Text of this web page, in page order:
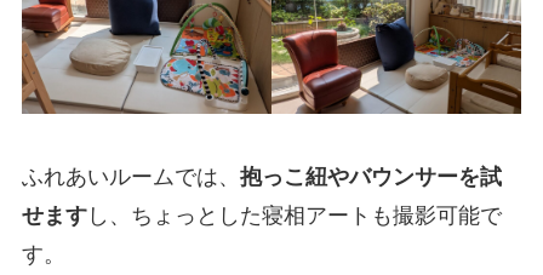
ふれあいルームでは、 抱っこ紐やバウンサーを試
せますし、ちょっとした寝相アートも撮影可能で
す。